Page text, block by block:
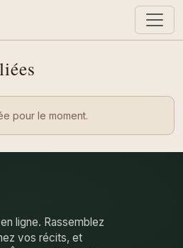
pour le moment.
ligne. Rassemblez
vos récits, et